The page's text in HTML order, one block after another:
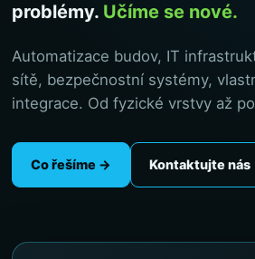
problémy. Učíme se nové.
Automatizace budov, IT
sítě, bezpečnostní systémy,
integrace. Od fyzické vrstvy až
Co řešíme → Kontaktujte nás